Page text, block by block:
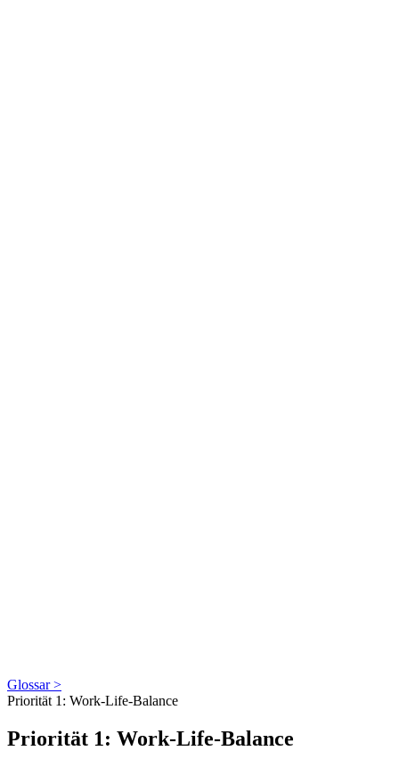
Glossar >
Priorität 1: Work-Life-Balance
Priorität 1: Work-Life-Balance